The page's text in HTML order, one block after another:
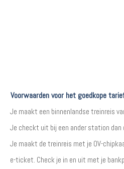
Voorwaarden voor het goedkope
Je maakt een binnenlandse treinreis
Je checkt uit bij een ander station
Je maakt de treinreis met je OV-
e-ticket. Check je in en uit met je